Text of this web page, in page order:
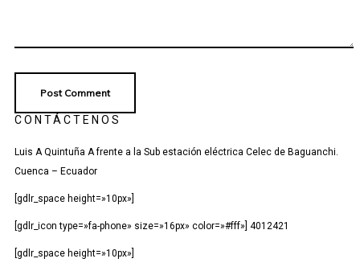
CONTÁCTENOS
Luis A Quintuña A frente a la Sub estación eléctrica Celec de Baguanchi.
Cuenca – Ecuador
[gdlr_space height=»10px»]
[gdlr_icon type=»fa-phone» size=»16px» color=»#fff»] 4012421
[gdlr_space height=»10px»]